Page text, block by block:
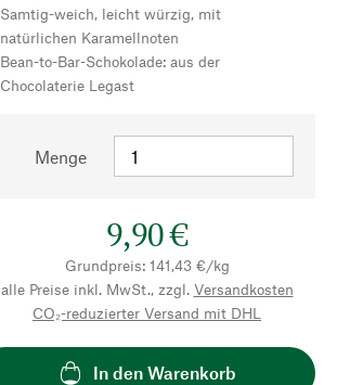
Samtig-weich, leicht würzig, mit
natürlichen Karamellnoten
Bean-to-Bar-Schokolade: aus der
Chocolaterie Legast
Menge
9,90 €
Grundpreis: 141,43 €/kg
alle Preise inkl. MwSt., zzgl. Versandkosten
CO₂-reduzierter Versand mit DHL
In den Warenkorb